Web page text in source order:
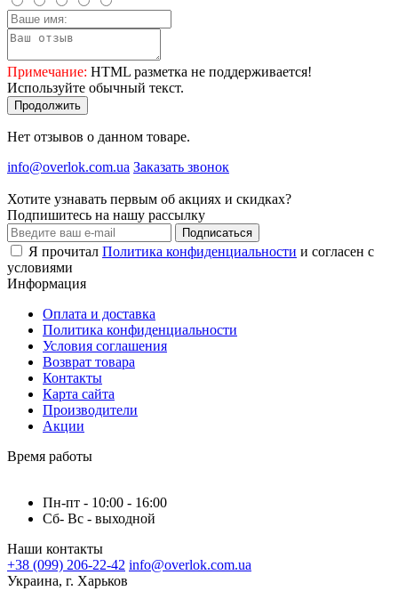
Примечание: HTML разметка не поддерживается!
Используйте обычный текст.
Продолжить
Нет отзывов о данном товаре.
info@overlok.com.ua Заказать звонок
Хотите узнавать первым об акциях и скидках?
Подпишитесь на нашу рассылку
Подписаться
Я прочитал Политика конфиденциальности и согласен с
условиями
Информация
Оплата и доставка
Политика конфиденциальности
Условия соглашения
Возврат товара
Контакты
Карта сайта
Производители
Акции
Время работы
Пн-пт - 10:00 - 16:00
Сб- Вс - выходной
Наши контакты
+38 (099) 206-22-42 info@overlok.com.ua
Украина, г. Харьков